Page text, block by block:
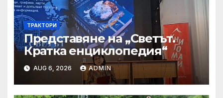
ТРАКТОРИ
Представяне на „Светът.
Кратка енциклопедия“
AUG 6, 2026 ADMIN